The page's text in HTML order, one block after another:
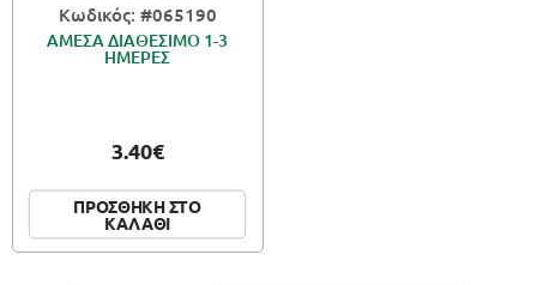
Κωδικός: #065190
ΑΜΕΣΑ ΔΙΑΘΕΣΙΜΟ 1-3
ΗΜΕΡΕΣ
3.40€
ΠΡΟΣΘΗΚΗ ΣΤΟ
ΚΑΛΑΘΙ